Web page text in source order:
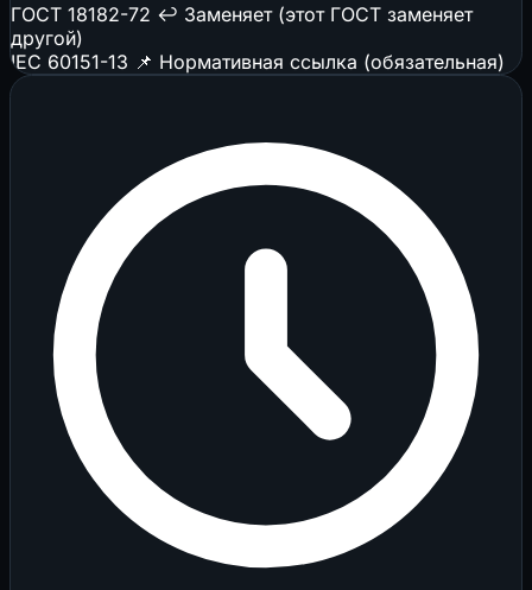
ГОСТ 18182-72 ↩️ Заменяет (этот ГОСТ заменяет
другой)
IEC 60151-13 📌 Нормативная ссылка (обязательная)